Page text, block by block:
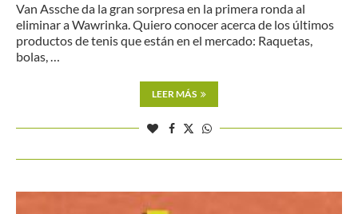
Van Assche da la gran sorpresa en la primera ronda al
eliminar a Wawrinka. Quiero conocer acerca de los últimos
productos de tenis que están en el mercado: Raquetas,
bolas, …
LEER MÁS